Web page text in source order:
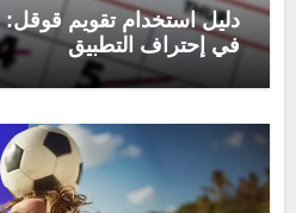
في إحتراف التطبيق